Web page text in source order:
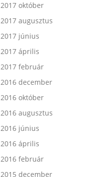
2017 október
2017 augusztus
2017 június
2017 április
2017 február
2016 december
2016 október
2016 augusztus
2016 június
2016 április
2016 február
2015 december